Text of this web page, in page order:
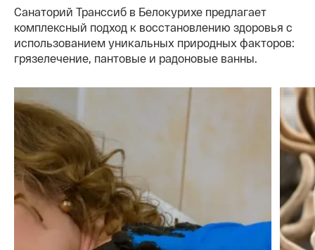
Санаторий Транссиб в Белокурихе предлагает
комплексный подход к восстановлению здоровья с
использованием уникальных природных факторов:
грязелечение, пантовые и радоновые ванны.